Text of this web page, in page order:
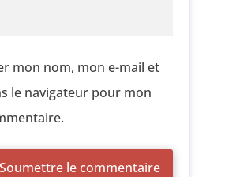
mon nom, mon e-mail et
le navigateur pour mon
Soumettre le commentaire